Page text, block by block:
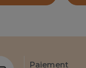
Paiement